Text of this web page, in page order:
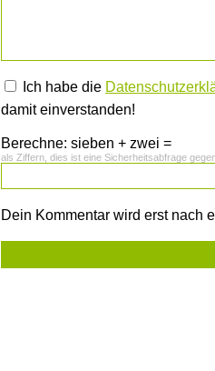
Ich habe die
damit einverstanden!
Berechne: sieben + zwei =
als Ziffern, dies ist eine Sicherheitsabfrage
Dein Kommentar wird erst nach